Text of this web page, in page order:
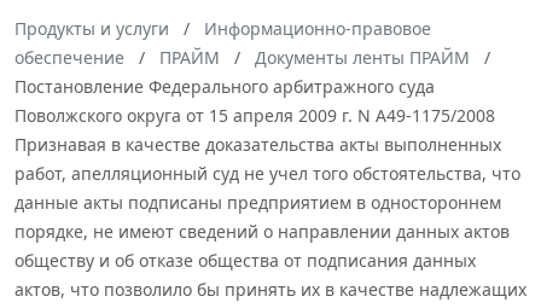
Продукты и услуги
Информационно-правовое
обеспечение
ПРАЙМ
Документы ленты ПРАЙМ
Постановление Федерального арбитражного суда
Поволжского округа от 15 апреля 2009 г. N А49-1175/2008
Признавая в качестве доказательства акты выполненных
работ, апелляционный суд не учел того обстоятельства, что
данные акты подписаны предприятием в одностороннем
порядке, не имеют сведений о направлении данных актов
обществу и об отказе общества от подписания данных
актов, что позволило бы принять их в качестве надлежащих